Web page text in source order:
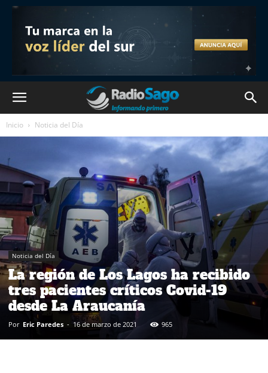
Inicio Noticia del Día
Noticia del Día
La región de Los Lagos ha recibido
tres pacientes críticos Covid-19
desde La Araucanía
Por Eric Paredes - 16 de marzo de 2021 965